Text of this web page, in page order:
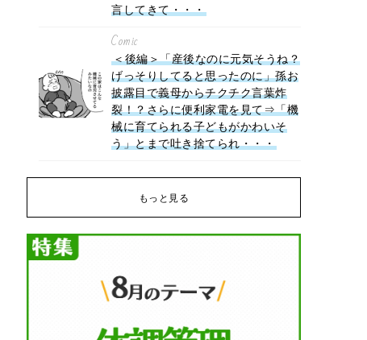
言してきて・・・
Comic
＜後編＞「産後なのに元気そうね？
げっそりしてると思ったのに」孫お
披露目で義母からチクチク言葉炸
裂！？さらに便利家電を見て⇒「機
械に育てられる子どもがかわいそ
う」とまで吐き捨てられ・・・
もっと見る